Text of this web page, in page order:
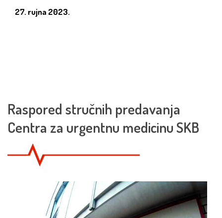
27. rujna 2023.
Raspored stručnih predavanja
Centra za urgentnu medicinu SKB